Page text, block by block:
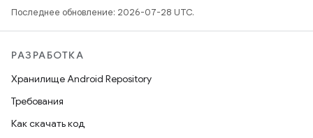
Последнее обновление: 2026-07-28 UTC.
РАЗРАБОТКА
Хранилище Android Repository
Требования
Как скачать код